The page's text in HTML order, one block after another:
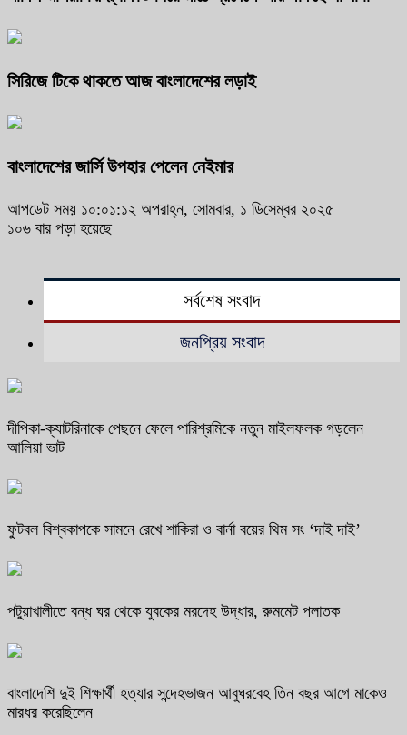
সিরিজে টিকে থাকতে আজ বাংলাদেশের লড়াই
বাংলাদেশের জার্সি উপহার পেলেন নেইমার
আপডেট সময় ১০:০১:১২ অপরাহ্ন, সোমবার, ১ ডিসেম্বর ২০২৫
১০৬ বার পড়া হয়েছে
সর্বশেষ সংবাদ
জনপ্রিয় সংবাদ
দীপিকা-ক্যাটরিনাকে পেছনে ফেলে পারিশ্রমিকে নতুন মাইলফলক গড়লেন
আলিয়া ভাট
ফুটবল বিশ্বকাপকে সামনে রেখে শাকিরা ও বার্না বয়ের থিম সং ‘দাই দাই’
পটুয়াখালীতে বন্ধ ঘর থেকে যুবকের মরদেহ উদ্ধার, রুমমেট পলাতক
বাংলাদেশি দুই শিক্ষার্থী হত্যার সন্দেহভাজন আবুঘরবেহ তিন বছর আগে মাকেও
মারধর করেছিলেন